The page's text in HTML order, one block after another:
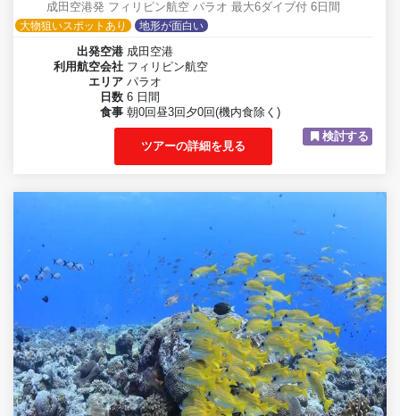
成田空港発 フィリピン航空 パラオ 最大6ダイブ付 6日間
大物狙いスポットあり
地形が面白い
出発空港 成田空港
利用航空会社 フィリピン航空
エリア パラオ
日数 6 日間
食事 朝0回昼3回夕0回(機内食除く)
ツアーの詳細を見る
検討する